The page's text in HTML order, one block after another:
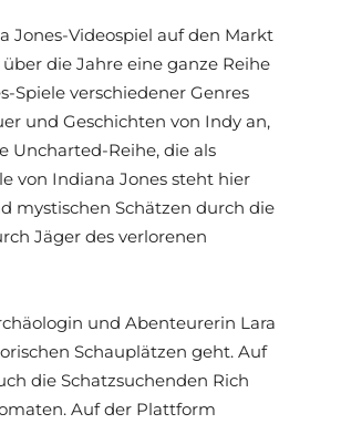
Jones-Videospiel auf den Markt
die Jahre eine ganze Reihe
Spiele verschiedener Genres
und Geschichten von Indy an,
Uncharted-Reihe, die als
von Indiana Jones steht hier
mystischen Schätzen durch die
Jäger des verlorenen
und Abenteurerin Lara
Schauplätzen geht. Auf
die Schatzsuchenden Rich
Auf der Plattform